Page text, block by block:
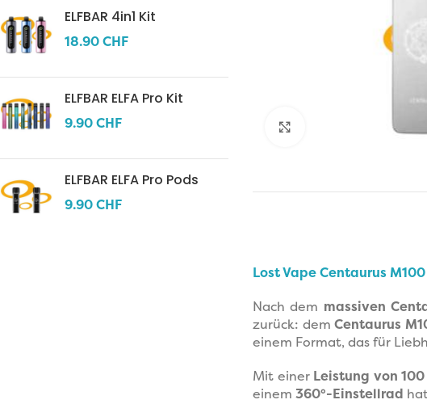
ELFBAR 4in1 Kit
18.90CHF
ELFBAR ELFA Pro Kit
9.90CHF
ELFBAR ELFA Pro Pods
9.90CHF
Click to enlarge
Lost Vape Centaurus
Nach dem massiven
zurück: demCentaurus
einem Format, das für
Mit einer Leistung von 100
einem 360°-Einstellrad